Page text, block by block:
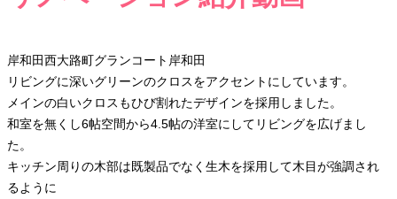
岸和田西大路町グランコート岸和田
リビングに深いグリーンのクロスをアクセントにしています。
メインの白いクロスもひび割れたデザインを採用しました。
和室を無くし6帖空間から4.5帖の洋室にしてリビングを広げまし
た。
キッチン周りの木部は既製品でなく生木を採用して木目が強調され
るように